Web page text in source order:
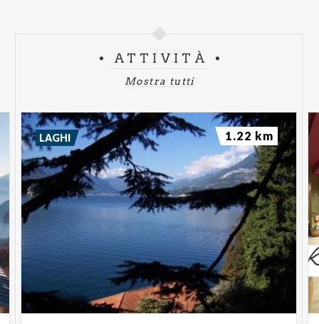
ATTIVITÀ
Mostra tutti
LAGHI 1.22 km